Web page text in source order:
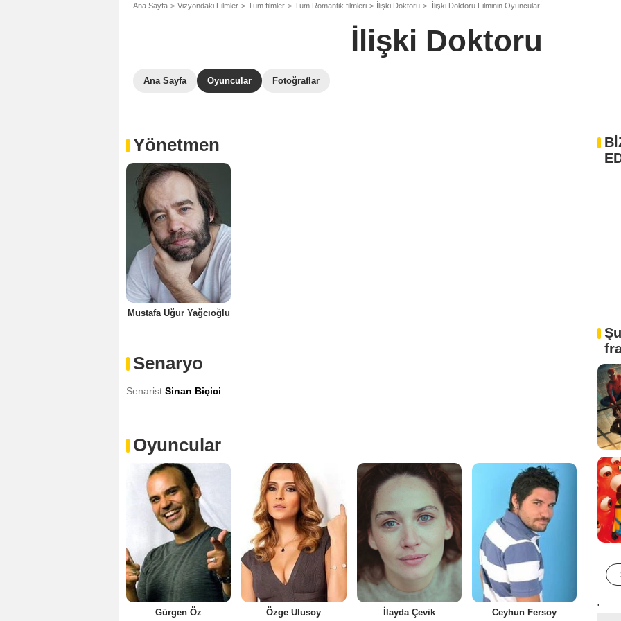
Ana Sayfa Vizyondaki Filmler Tüm filmler Tüm Romantik filmleri İlişki Doktoru İlişki Doktoru Filminin Oyuncuları
İlişki Doktoru
Ana Sayfa Oyuncular Fotoğraflar
Yönetmen
Mustafa Uğur Yağcıoğlu
Senaryo
Senarist Sinan Biçici
Oyuncular
Gürgen Öz Özge Ulusoy İlayda Çevik Ceyhun Fersoy '